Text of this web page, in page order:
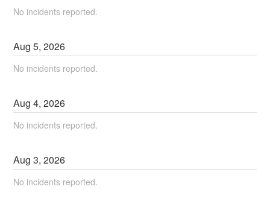
No incidents reported.
Aug5,2026
No incidents reported.
Aug4,2026
No incidents reported.
Aug3,2026
No incidents reported.